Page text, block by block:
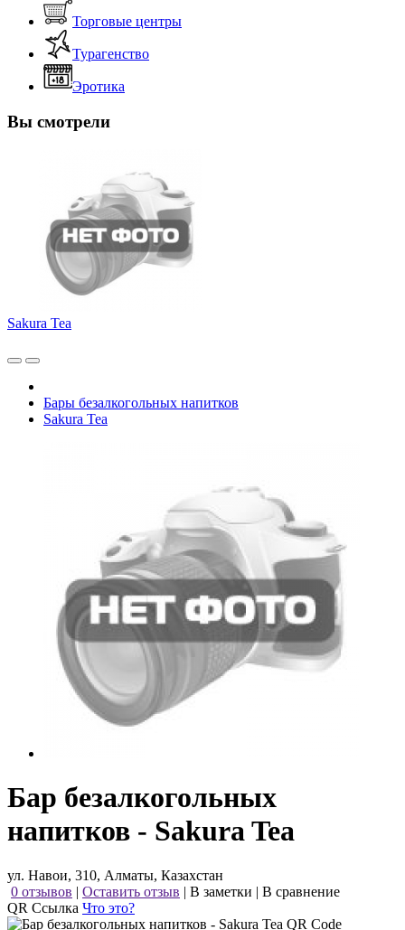
Торговые центры
Турагенство
Эротика
Вы смотрели
Sakura Tea
Бары безалкогольных напитков
Sakura Tea
Бар безалкогольных
напитков - Sakura Tea
ул. Навои, 310, Алматы, Казахстан
0 отзывов | Оставить отзыв | В заметки | В сравнение
QR Ссылка Что это?